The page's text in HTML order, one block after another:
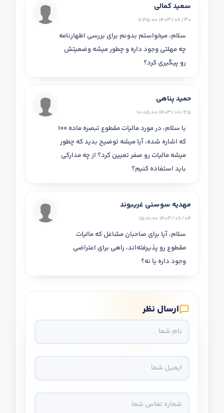
سعید کمالی
1403/06/30 11:45:00
سلام، میخواستم بدونم برای بررسی اظهارنامه
چه مهلتی وجود داره و چطور میشه وضعیتش
رو پیگیری کرد؟
حمید پناهی
1403/06/25 10:05:00
با سلام، در مورد مالیات مقطوع تبصره ماده 100
که اشاره شده، آیا میشه توضیح بدید که چطور
میشه مالیات رو صفر تعیین کرد؟ از چه مدارکی
باید استفاده کنیم؟
مهدیه سوسنی غریبوند
1403/06/04 15:10:00
سلام، آیا برای صاحبان مشاغل که مالیات
مقطوع رو پذیرفته‌اند، راهی برای اعتراضی
وجود داره یا نه؟
ارسال نظر